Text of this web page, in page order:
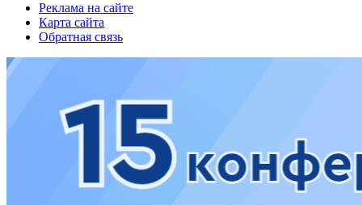
Реклама на сайте
Карта сайта
Обратная связь